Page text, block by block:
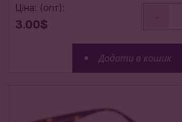
Ціна: (опт):
3.00$
-
Додати в кошик